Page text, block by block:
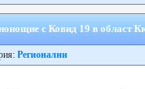
с Ковид 19 в област
Регионални